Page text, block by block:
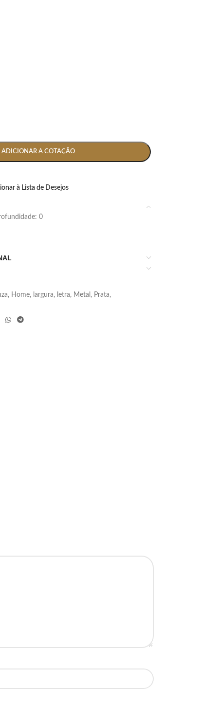
ADICIONAR A COTAÇÃO
à Lista de Desejos
0
, Home, largura, letra, Metal , Prata,